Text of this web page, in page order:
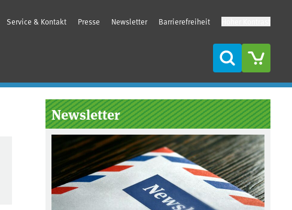
Service & Kontakt Presse Newsletter Barrierefreiheit
Suche
Seitenleiste
Newsletter